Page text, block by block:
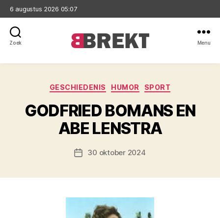
6 augustus 2026 05:07
Zoek Menu
Categorieën
GESCHIEDENIS HUMOR SPORT
GODFRIED BOMANS EN
ABE LENSTRA
Berichtdatum
30 oktober 2024